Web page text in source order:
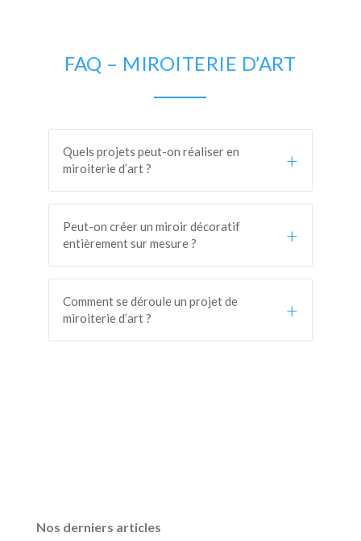
FAQ – MIROITERIE D’ART
Quels projets peut-on réaliser en
miroiterie d’art ?
+
Peut-on créer un miroir décoratif
entièrement sur mesure ?
+
Comment se déroule un projet de
miroiterie d’art ?
+
Nos derniers articles